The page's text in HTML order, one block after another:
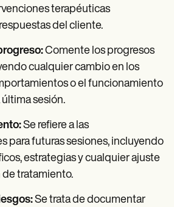
terapéuticas
del cliente.
Comente los progresos
cualquier cambio en los
o el funcionamiento
sesión.
Se refiere a las
para futuras sesiones, incluyendo
estrategias y cualquier ajuste
de tratamiento.
Se trata de documentar